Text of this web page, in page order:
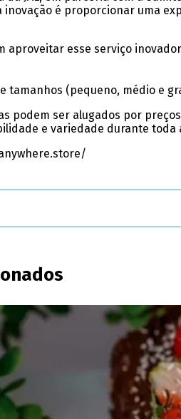
é proporcionar uma
aproveitar esse serviço
tamanhos (pequeno, médio e
podem ser alugados por
e variedade durante toda